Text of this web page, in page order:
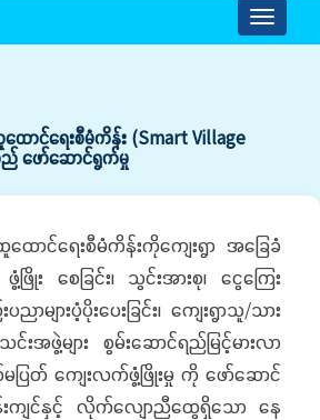
Toggle
ောင်ရေးစီမံကိန်း (Smart Village
ဖော်ဆောင်ရွက်မှု
ထောင်ရေးစီမံကိန်းကိုကျေးရွာ အခြေခံ
ြိုး စေခြင်း၊ သွင်းအားစု၊ ငွေကြေး
များပံ့ပိုးပေးခြင်း၊ ကျေးရွာသူ/သား
င်းအဖွဲ့များ စွမ်းဆောင်ရည်မြင့်မားလာ
မပြတ် ကျေးလက်ဖွံ့ဖြိုးမှု ကို ဖော်ဆောင်
ကျင်နှင့် လိုက်လျောညီထွေရှိသော နေ